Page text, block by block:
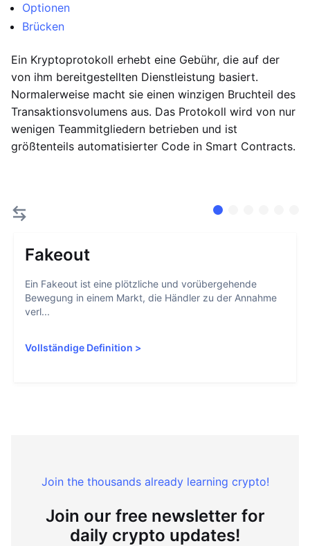
Optionen
Brücken
Ein Kryptoprotokoll erhebt eine Gebühr, die auf der
von ihm bereitgestellten Dienstleistung basiert.
Normalerweise macht sie einen winzigen Bruchteil des
Transaktionsvolumens aus. Das Protokoll wird von nur
wenigen Teammitgliedern betrieben und ist
größtenteils automatisierter Code in Smart Contracts.
Fakeout
Ein Fakeout ist eine plötzliche und vorübergehende
Bewegung in einem Markt, die Händler zu der Annahme
verl...
Vollständige Definition >
Join the thousands already learning crypto!
Join our free newsletter for
daily crypto updates!